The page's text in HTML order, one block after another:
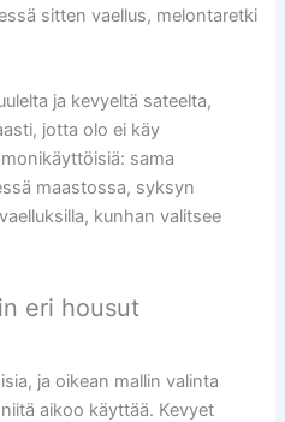
sitten vaellus, melontaretki
ja kevyeltä sateelta,
jotta olo ei käy
sama
maastossa, syksyn
kunhan valitsee
eri housut
ja oikean mallin valinta
aikoo käyttää. Kevyet